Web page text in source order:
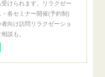
けられます。リラクゼー
各セミナー開催(予約制)
向け訪問リラクゼーショ
談も。